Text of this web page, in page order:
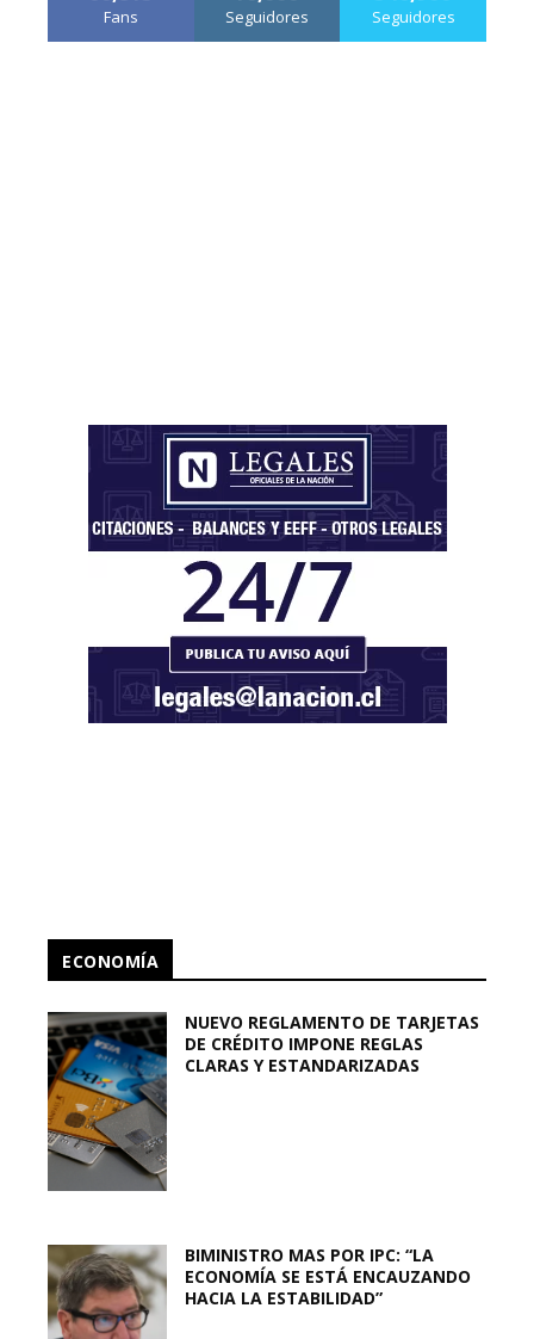
Fans Seguidores Seguidores
ECONOMÍA
NUEVO REGLAMENTO DE TARJETAS
DE CRÉDITO IMPONE REGLAS
CLARAS Y ESTANDARIZADAS
BIMINISTRO MAS POR IPC: “LA
ECONOMÍA SE ESTÁ ENCAUZANDO
HACIA LA ESTABILIDAD”